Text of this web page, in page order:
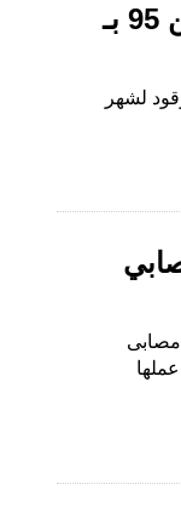
أسعار البنزين لشهر أغسطس: بنزين 91 بـ 1.43 وبنزين 95 بـ
لشهر
لمصابي
مستشفى لعزل مصابى